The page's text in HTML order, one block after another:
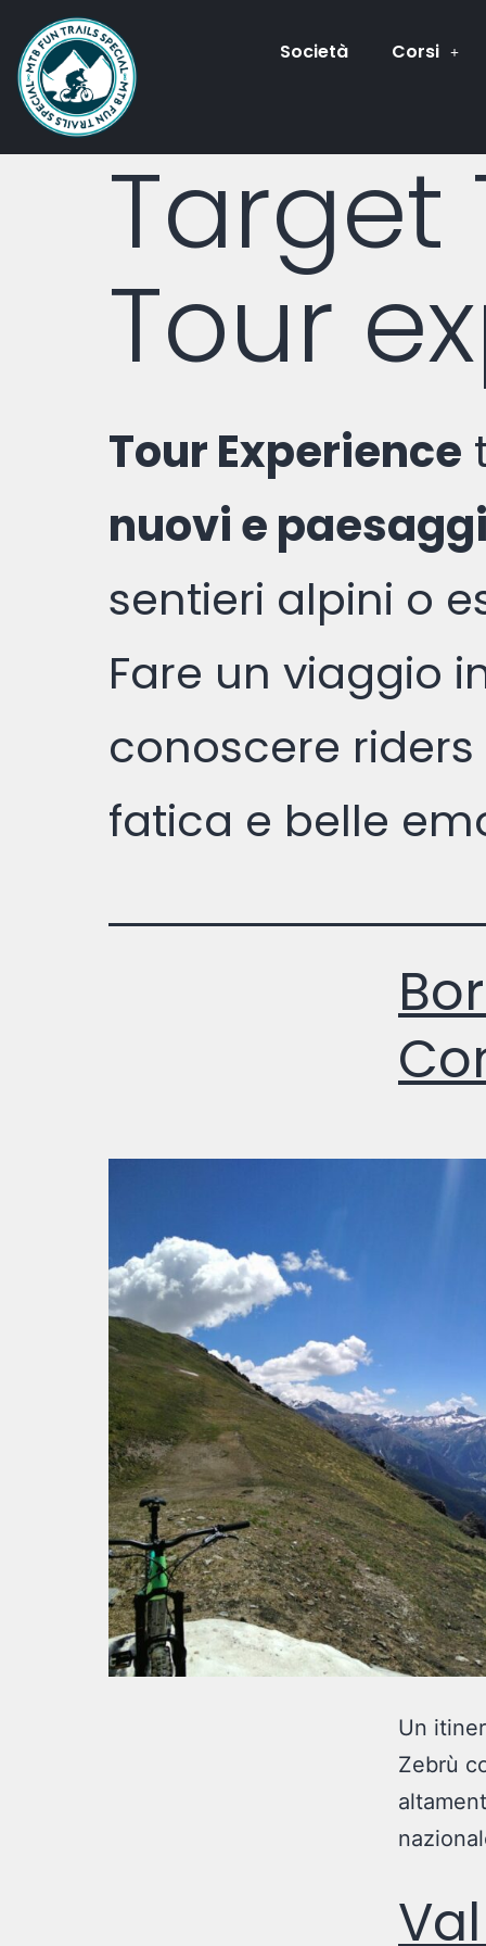
Società Corsi
Target
Tour
Tour Experience
nuovi e
sentieri alpini o
Fare un viaggio
conoscere
fatica e belle
Un
Zebrù